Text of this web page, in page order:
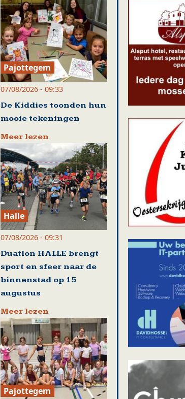
Pajottegem
07/08/2026 - 09:33
De Kiddies toonden hun
mooie tekeningen
Meer lezen
Halle
07/08/2026 - 09:31
Duatlon HALLE brengt
sport en sfeer naar de
binnenstad op 15
augustus
Meer lezen
Pajottegem